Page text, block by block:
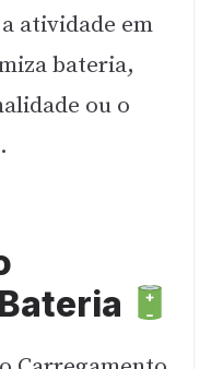
atividade em
bateria,
ou o